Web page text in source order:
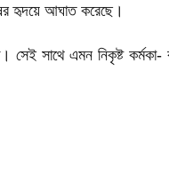
হৃদয়ে আঘাত করেছে।
সেই সাথে এমন নিকৃষ্ট